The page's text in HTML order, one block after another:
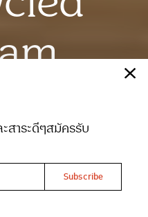
ทร์ขวาง
ตยภูธร
Views 941
สาระดีๆสมัครรับ